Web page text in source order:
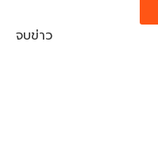
จบข่าว